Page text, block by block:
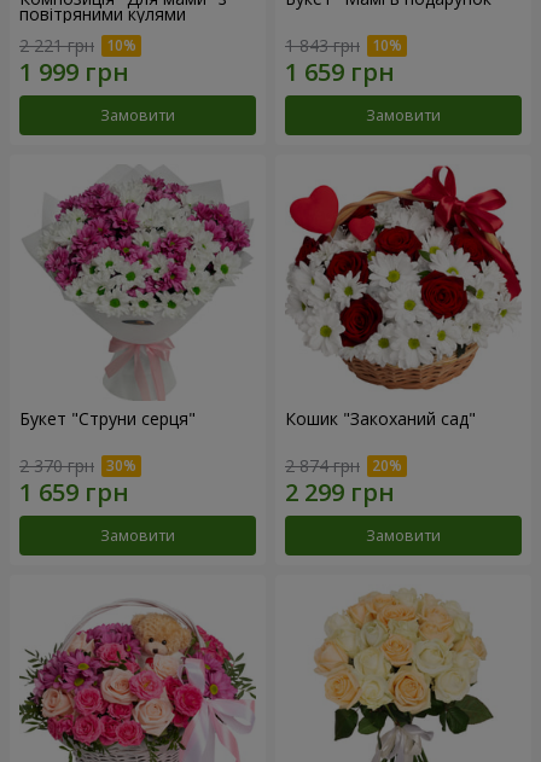
повітряними кулями
2 221 грн
Замовити
1 843 грн
Замовити
Букет "Струни серця"
2 370 грн
Замовити
Кошик "Закоханий сад"
2 874 грн
Замовити